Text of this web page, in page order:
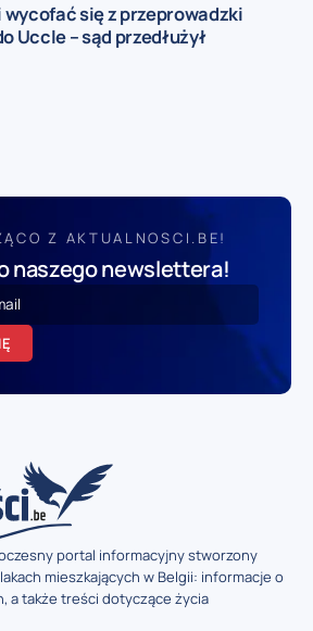
się z przeprowadzki
Uccle – sąd przedłużył
Z AKTUALNOSCI.BE!
naszego newslettera!
portal informacyjny stworzony
mieszkających w Belgii: informacje o
a także treści dotyczące życia